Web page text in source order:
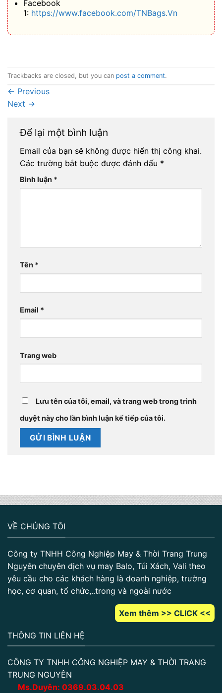
Facebook
1: https://www.facebook.com/TNBags.Vn
Trackbacks are closed, but you can post a comment.
← Previous
Next →
Để lại một bình luận
Email của bạn sẽ không được hiển thị công khai.
Các trường bắt buộc được đánh dấu *
Bình luận *
Tên *
Email *
Trang web
Lưu tên của tôi, email, và trang web trong trình
duyệt này cho lần bình luận kế tiếp của tôi.
VỀ CHÚNG TÔI
Công ty TNHH Công Nghiệp May & Thời Trang Trung
Nguyên chuyên dịch vụ may Balo, Túi Xách, Vali theo
yêu cầu cho các khách hàng là doanh nghiệp, trường
học, cơ quan, tổ chức,..trong và ngoài nước
Xem thêm >> CLICK <<
THÔNG TIN LIÊN HỆ
CÔNG TY TNHH CÔNG NGHIỆP MAY & THỜI TRANG
TRUNG NGUYÊN
Ms.Duyên: 0369.03.04.03